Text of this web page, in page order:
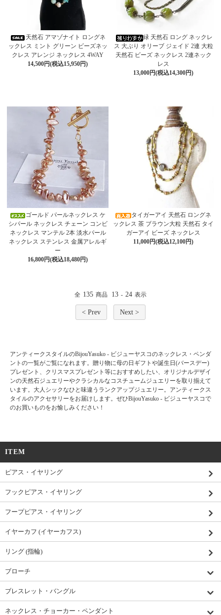
天然石 アマゾナイト ロングネ
ックレス ミント グリーン ビーズネッ
クレス アレンジ ネックレス 4WAY
14,500円(税込15,950円)
緑 天然石 ロング ネックレ
ス 大ぶり オリーブ ジェイド 2連 大粒
天然石 ビーズ ネックレス 2連ネック
レス
13,000円(税込14,300円)
ゴールド パールネックレス ケ
シパール ネックレス チェーン コンビ
ネックレス マンテル 2本 淡水パール
ネックレス ステンレス 金属アレルギ
ー
16,800円(税込18,480円)
タイガーアイ 天然石 ロングネ
ックレス 茶 ブラウン大粒 天然石 タイ
ガーアイ ビーズ ネックレス
11,000円(税込12,100円)
全 135 商品 13 - 24 表示
< Prev Next >
アンティークスタイルのBijouYasuko - ビジューヤスコのネックレス・ペンダ
ントの一覧がご覧になれます。贈り物に母の日ギフトや誕生日(バースデー)
プレゼント、クリスマスプレゼント等におすすめしたい、オリジナルデザイ
ンの天然石ジュエリーやクラシカルなコスチュームジュエリーを取り揃えて
います。大人シックなひと味違うランクアップジュエリー。アンティークス
タイルのアクセサリーをお届けします。ぜひBijouYasuko - ビジューヤスコで
のお買いものをお愉しみください！
ITEM
ピアス・イヤリング
フックピアス・イヤリング
フープピアス・イヤリング
イヤーカフ (イヤーカフス)
リング (指輪)
ブローチ
ブレスレット・バングル
ネックレス・チョーカー・ペンダント